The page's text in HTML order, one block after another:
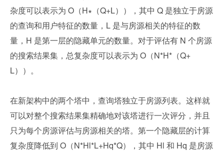
杂度可以表示为 O（H∗（Q+L）），其中 Q 是独立于房源
的查询和用户特征的数量，L 是与房源相关的特征的数
量，H 是第一层的隐藏单元的数量。对于评估有 N 个房源
的搜索结果集，总复杂度可以表示为 O（N*H*（Q+
L））。
在新架构中的两个塔中，查询塔独立于房源列表。这样就
可以对整个搜索结果集精确地对该塔进行一次评分，并且
只为每个房源评估与房源相关的塔。第一个隐藏层的计算
复杂度降低到 O（N*Hl*L+Hq*Q），其中 Hl 和 Hq 是房源